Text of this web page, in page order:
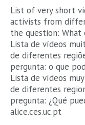
List of very short
activists from
the question:
Lista de vídeos
de diferentes
pergunta: o que
Lista de vídeos
de diferentes
pregunta: ¿Qué
alice.ces.uc.pt